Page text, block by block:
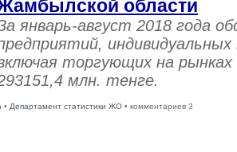
области
январь-август 2018 года
торгующих на рынках
млн. тенге.
• Департамент статистики ЖО • комментариев 3